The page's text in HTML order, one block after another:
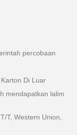
percobaan
Di Luar
mendapatkan lalim
T, Western Union,